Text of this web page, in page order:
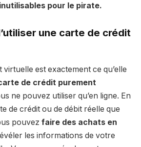
inutilisables pour le pirate.
une carte de crédit
est exactement ce qu’elle
de crédit purement
ne pouvez utiliser qu’en ligne. En
de crédit ou de débit réelle que
pouvez faire des achats en
les informations de votre